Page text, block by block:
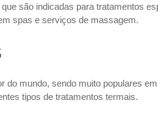
são indicadas para tratamentos
spas e serviços de massagem.
mundo, sendo muito populares
tipos de tratamentos termais.